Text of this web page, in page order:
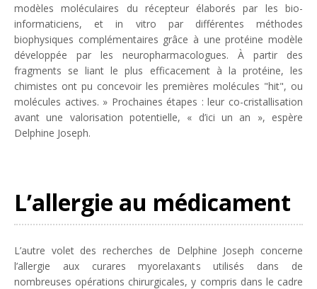
modèles moléculaires du récepteur élaborés par les bio-
informaticiens, et in vitro par différentes méthodes
biophysiques complémentaires grâce à une protéine modèle
développée par les neuropharmacologues. À partir des
fragments se liant le plus efficacement à la protéine, les
chimistes ont pu concevoir les premières molécules "hit", ou
molécules actives. » Prochaines étapes : leur co-cristallisation
avant une valorisation potentielle, « d’ici un an », espère
Delphine Joseph.
L’allergie au médicament
L’autre volet des recherches de Delphine Joseph concerne
l’allergie aux curares myorelaxants utilisés dans de
nombreuses opérations chirurgicales, y compris dans le cadre